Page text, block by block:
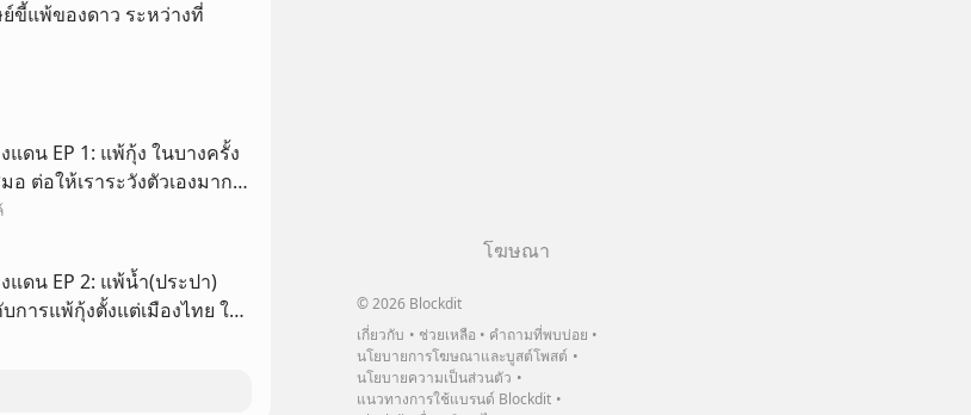
ขี้แพ้ของดาว ระหว่างที่
ดน EP 1: แพ้กุ้ง ในบางครั้ง
อ ต่อให้เราระวังตัวเองมาก
นั้น
แดน EP 2: แพ้น้ำ(ประปา)
ารแพ้กุ้งตั้งแต่เมืองไทย ใน
องที่ดาวจะต้องใช้ชีวิตอยู่ที่นี่
โฆษณา
© 2026 Blockdit
เกี่ยวกับ
ช่วยเหลือ
คำถามที่พบบ่อย
นโยบายการโฆษณาและบูสต์โพสต์
นโยบายความเป็นส่วนตัว
แนวทางการใช้แบรนด์ Blockdit